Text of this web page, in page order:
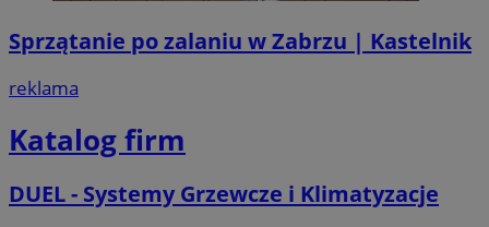
Sprzątanie po zalaniu w Zabrzu | Kastelnik
reklama
Katalog firm
DUEL - Systemy Grzewcze i Klimatyzacje